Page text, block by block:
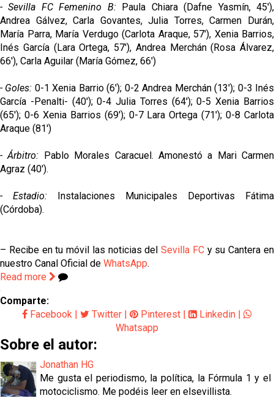
- Sevilla FC Femenino B:Paula Chiara (Dafne Yasmín, 45'),
Andrea Gálvez, Carla Govantes, Julia Torres, Carmen Durán,
María Parra, María Verdugo (Carlota Araque, 57'), Xenia Barrios,
Inés García (Lara Ortega, 57'), Andrea Merchán (Rosa Álvarez,
66'), Carla Aguilar (María Gómez, 66')
- Goles: 0-1 Xenia Barrio (6'); 0-2 Andrea Merchán (13'); 0-3 Inés
García -Penalti- (40'); 0-4 Julia Torres (64'); 0-5 Xenia Barrios
(65'); 0-6 Xenia Barrios (69'); 0-7 Lara Ortega (71'); 0-8 Carlota
Araque (81')
- Árbitro: Pablo Morales Caracuel. Amonestó a Mari Carmen
Agraz (40').
- Estadio: Instalaciones Municipales Deportivas Fátima
(Córdoba).
– Recibe en tu móvil las noticias delSevilla FCy su Cantera en
nuestro Canal Oficial de WhatsApp.
Read more
Comparte:
Facebook | Twitter | Pinterest | Linkedin |
Whatsapp
Sobre el autor:
Jonathan HG
Me gusta el periodismo, la política, la Fórmula 1 y el
motociclismo. Me podéis leer en elsevillista.